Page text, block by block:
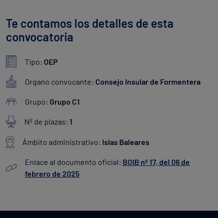
Te contamos los detalles de esta
convocatoria
Tipo: OEP
Organo convocante: Consejo Insular de Formentera
Grupo: Grupo C1
Nº de plazas: 1
Ámbito administrativo: Islas Baleares
Enlace al documento oficial: BOIB nº 17, del 06 de
febrero de 2025